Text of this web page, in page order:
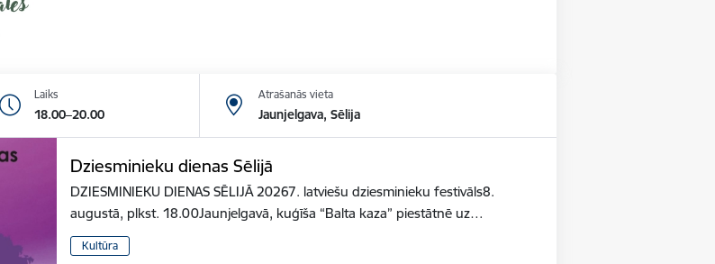
Laiks
18.00–20.00
Atrašanās vieta
Jaunjelgava, Sēlija
Dziesminieku dienas Sēlijā
DZIESMINIEKU DIENAS SĒLIJĀ 20267. latviešu dziesminieku festivāls8.
augustā, plkst. 18.00Jaunjelgavā, kuģīša “Balta kaza” piestātnē uz…
Kultūra